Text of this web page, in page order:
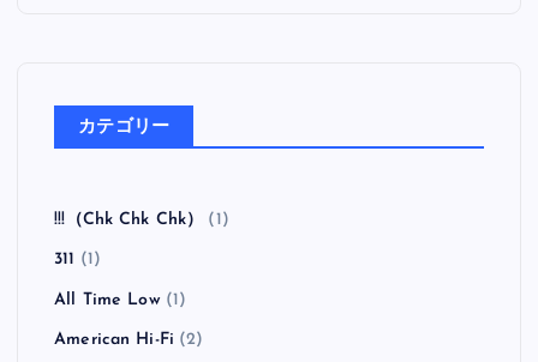
カテゴリー
!!!（Chk Chk Chk） (1)
311 (1)
All Time Low(1)
American Hi-Fi (2)